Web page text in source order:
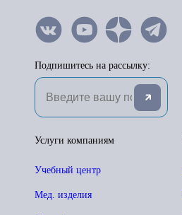
Подпишитесь на рассылку:
Услуги компаниям
Учебный центр
Мед. изделия